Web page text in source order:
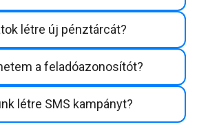
létre új pénztárcát?
a feladóazonosítót?
létre SMS kampányt?